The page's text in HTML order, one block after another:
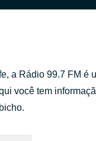
a Rádio 99.7 FM é
você tem